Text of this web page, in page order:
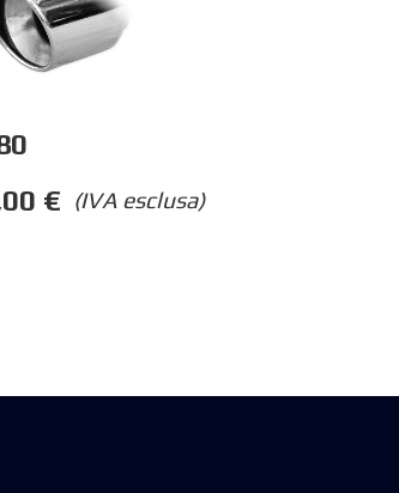
(IVA esclusa)
€